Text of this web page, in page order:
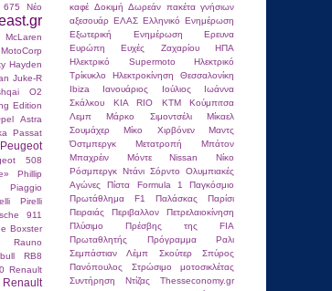
675
Nέο
Hayden
Juke-R
O2
Edition
Astra
Passat
Peugeot
508
Phillip
Piaggio
Pirelli
911
Boxster
Rauno
RB8
Renault
Renault
καφέ Δοκιμή Δωρεάν πακέτα γνήσιων
αξεσουάρ ΕΛΑΣ Ελληνικό Ενημέρωση
Εξωτερική Ενημέρωση
Ερευνα
Ευρώπη
Ευχές Ζαχαρίου
ΗΠΑ
Ηλεκτρικό Supermoto
Ηλεκτρικό
Τρίκυκλο
Ηλεκτροκίνηση
Θεσσαλονίκη
Ιbiza
Ιανουάριος Ιούλιος
Ιωάννα
Σκάλκου
ΚΙΑ RIO ΚΤΜ
Κούμπιτσα
Λεμπ
Μάρκο Σιμοντσέλι
Μίκαελ
Σουμάχερ
Μίκο Χιρβόνεν
Μαντς
Όστμπεργκ
Μετατροπή
Μπάτον
Μπαχρέιν
Μόντε Νissan
Νίκο
Ρόσμπεργκ Ντάνι Σόρντο
Ολυμπιακές
Αγώνες
Πίστα Formula 1
Παγκόσμιο
Πρωτάθλημα F1
Παλάσκας
Παρίσι
Πειραιάς
Περιβαλλον
Πετρελαιοκίνηση
Πλύσιμο
Πρέσβης της FIA
Πρωταθλητής
Πρόγραμμα
Ραλι
Σεμπάστιαν Λέμπ
Σκούτερ
Σπύρος
Πανόπουλος
Στρώσιμο μοτοσικλέτας
Συντήρηση Ντίζας
Τhesseconomy.gr